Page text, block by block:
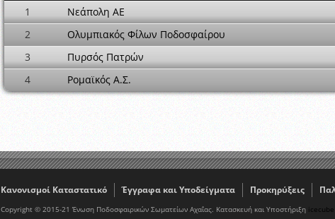
1
Νεάπολη ΑΕ
2
Ολυμπιακός Φίλων Ποδοσφαίρου
3
Πυρσός Πατρών
4
Ρομαϊκός Α.Σ.
Κανονισμοί Καταστατικό Έγγραφα και Υποδείγματα Προκηρύξεις
Copyright © 2015-21 Ένωση Ποδοσφαιρικών Σωματείων Αχαΐας. Κατασκευή και Υποστήριξη icecube